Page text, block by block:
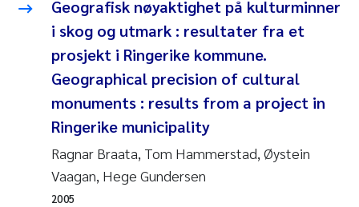
Ana Catarina Almeida
Adam David Lillicrap
Erik Höglund
Debhasish Bhakta
Jarle Håvardstun
Geografisk nøyaktighet på kulturminner
i skog og utmark : resultater fra et
prosjekt i Ringerike kommune.
Geographical precision of cultural
monuments : results from a project in
Ringerike municipality
Ragnar Braata, Tom Hammerstad, Øystein
Vaagan, Hege Gundersen
2005